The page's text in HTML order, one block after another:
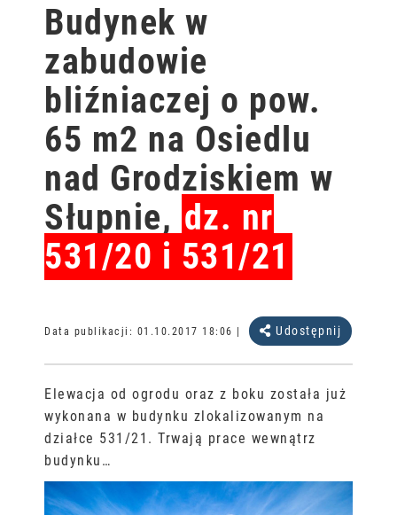
Budynek w
zabudowie
bliźniaczej o pow.
65 m2 na Osiedlu
nad Grodziskiem w
Słupnie, dz. nr
531/20 i 531/21
Data publikacji: 01.10.2017 18:06 Udostępnij
Elewacja od ogrodu oraz z boku została już
wykonana w budynku zlokalizowanym na
działce 531/21. Trwają prace wewnątrz
budynku…